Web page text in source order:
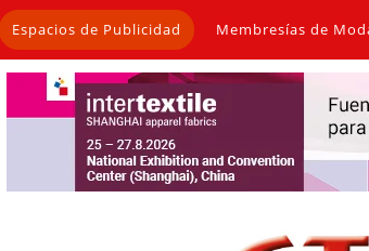
Espacios de Publicidad Membresías de